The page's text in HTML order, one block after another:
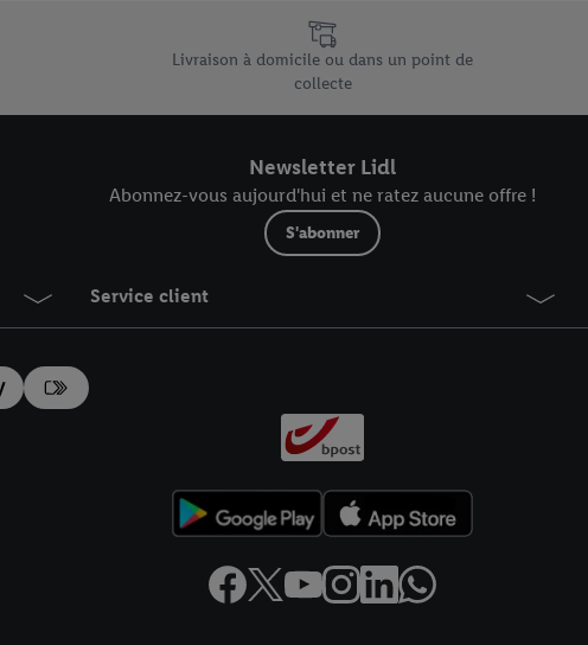
vente uniques de Lidl.be
Livraison à domicile ou dans un point de
collecte
Newsletter Lidl
Abonnez-vous aujourd'hui et ne ratez aucune offre !
S'abonner
Service client
Refuser », vous pouvez autoriser uniquement l’utilisation des technologies
autorisez tous les traitements pour toutes les finalités susmentionnées. Vous